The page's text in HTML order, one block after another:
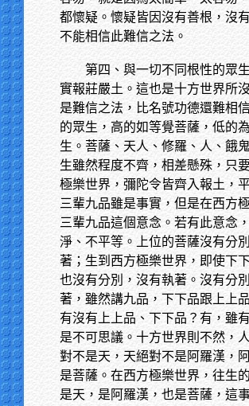
都懷疑。懷疑皆因沒有善根，沒
不能相信此難信之法。
第四、與一切不同根性的眾
實報莊嚴土。這也是十方世界所
是難信之法，比名號功德還難相
的眾生，高的如等覺菩薩，低的
生。菩薩、天人、修羅、人、餓
生雖然程度不齊，相差懸殊，只
極樂世界，彌陀令皆齊入報土，
三輩九品雖是事實，但是在西方
三輩九品這個意念。若有此意念
淨、不平等。上位的菩薩沒有分
著；生到西方極樂世界，即使下
也沒有分別，沒有執著。沒有分
著，雖然講九品，下下品跟上上
有沒有上上品、下下品？有，雖
是不可思議。十方世界則不然，
對不是天，天絕對不是阿羅漢，
是菩薩。在西方極樂世界，往生
是天，是阿羅漢，也是菩薩，這